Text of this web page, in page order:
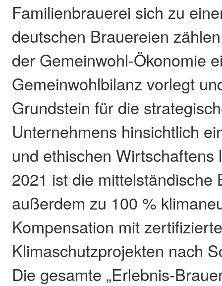
Familienbrauerei sich zu
deutschen Brauereien
der Gemeinwohl-Ökonomie
Gemeinwohlbilanz vorlegt
Grundstein für die
Unternehmens hinsichtlich
und ethischen Wirtschaftens
2021 ist die mittelständische
außerdem zu 100 %
Kompensation mit
Klimaschutzprojekten nach
Die gesamte „Erlebnis-